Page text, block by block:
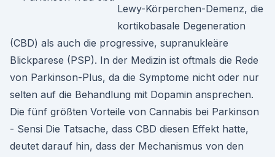
Lewy-Körperchen-Demenz, die
kortikobasale Degeneration
(CBD) als auch die progressive, supranukleäre
Blickparese (PSP). In der Medizin ist oftmals die Rede
von Parkinson-Plus, da die Symptome nicht oder nur
selten auf die Behandlung mit Dopamin ansprechen.
Die fünf größten Vorteile von Cannabis bei Parkinson
- Sensi Die Tatsache, dass CBD diesen Effekt hatte,
deutet darauf hin, dass der Mechanismus von den